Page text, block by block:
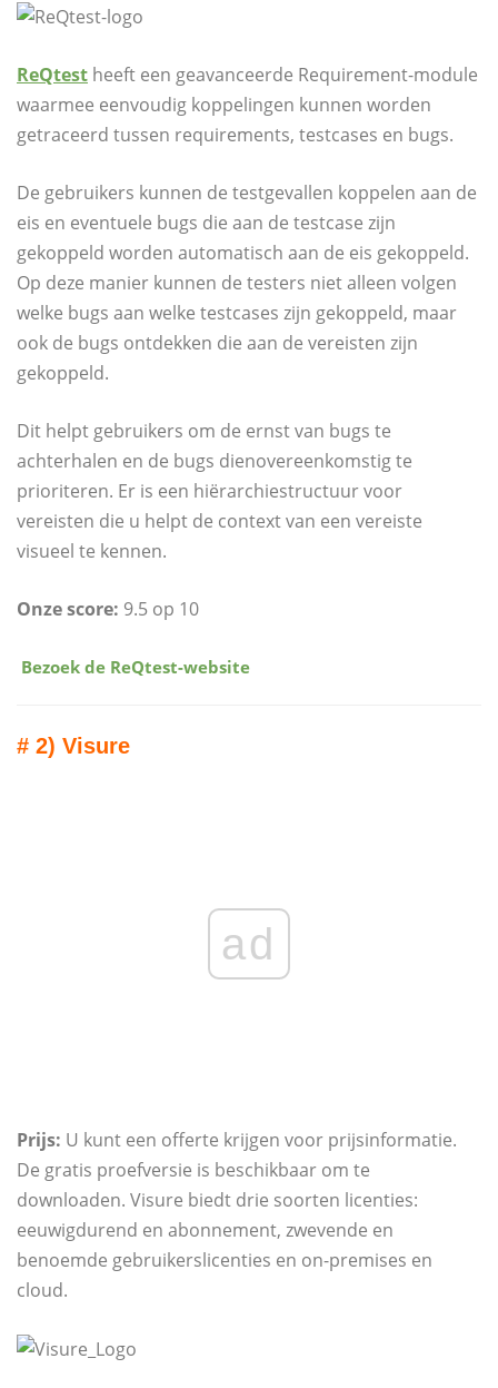
ReQtest heeft een geavanceerde Requirement-module
waarmee eenvoudig koppelingen kunnen worden
getraceerd tussen requirements, testcases en bugs.
De gebruikers kunnen de testgevallen koppelen aan de
eis en eventuele bugs die aan de testcase zijn
gekoppeld worden automatisch aan de eis gekoppeld.
Op deze manier kunnen de testers niet alleen volgen
welke bugs aan welke testcases zijn gekoppeld, maar
ook de bugs ontdekken die aan de vereisten zijn
gekoppeld.
Dit helpt gebruikers om de ernst van bugs te
achterhalen en de bugs dienovereenkomstig te
prioriteren. Er is een hiërarchiestructuur voor
vereisten die u helpt de context van een vereiste
visueel te kennen.
Onze score: 9.5 op 10
Bezoek de ReQtest-website
# 2) Visure
ad
Prijs: U kunt een offerte krijgen voor prijsinformatie.
De gratis proefversie is beschikbaar om te
downloaden. Visure biedt drie soorten licenties:
eeuwigdurend en abonnement, zwevende en
benoemde gebruikerslicenties en on-premises en
cloud.